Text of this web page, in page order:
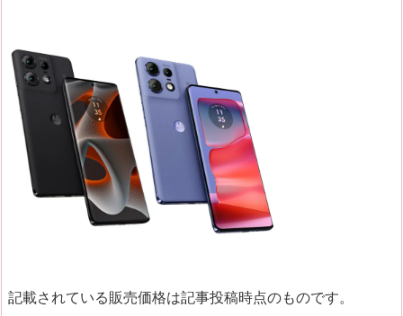
記載されている販売価格は記事投稿時点のものです。